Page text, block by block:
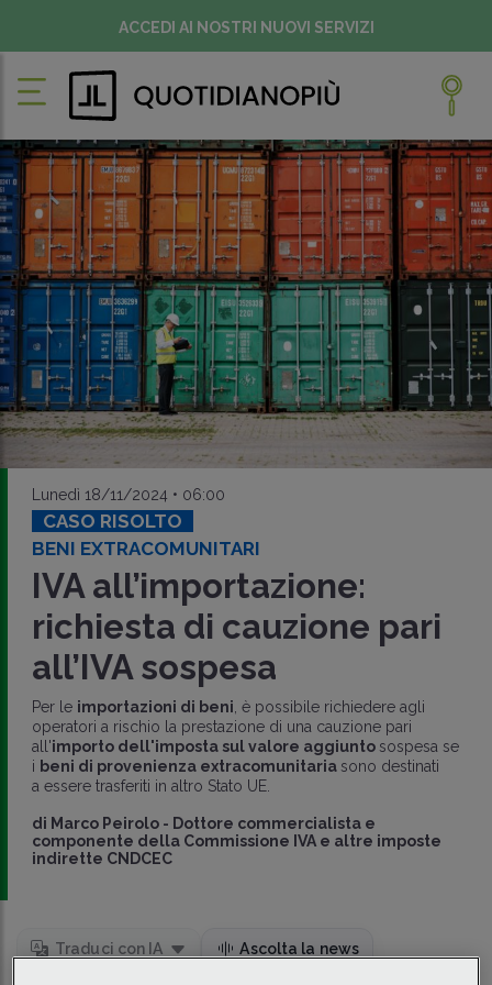
ACCEDI AI NOSTRI NUOVI SERVIZI
Lunedì 18/11/2024 • 06:00
CASO RISOLTO
BENI EXTRACOMUNITARI
IVA all’importazione:
richiesta di cauzione pari
all’IVA sospesa
Per le importazioni di beni , è possibile richiedere agli
operatori a rischio la prestazione di una cauzione pari
all'importo dell'imposta sul valore aggiunto sospesa se
i beni di provenienza extracomunitaria sono destinati
a essere trasferiti in altro Stato UE.
di Marco Peirolo - Dottore commercialista e
componente della Commissione IVA e altre imposte
indirette CNDCEC
Traduci con IA Ascolta la news